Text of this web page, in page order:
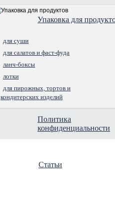
Упаковка для
для суши
для салатов и фаст-фуда
ланч-боксы
лотки
для пирожных, тортов и
кондитерских изделий
Политика
конфиденциальности
Статьи